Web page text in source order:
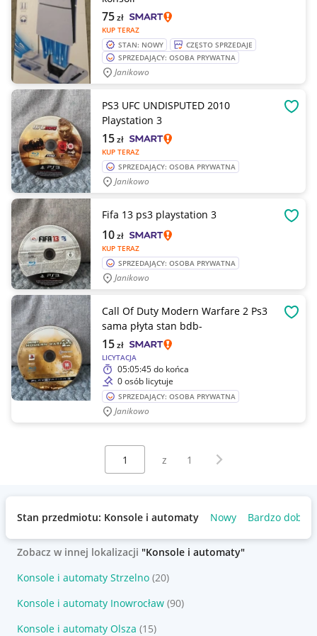
KUP TERAZ
75zł
STAN: NOWY
CZĘSTO SPRZEDAJE
SPRZEDAJĄCY: OSOBA PRYWATNA
Janikowo
PS3 UFC UNDISPUTED 2010
Playstation 3
KUP TERAZ
15zł
SPRZEDAJĄCY: OSOBA PRYWATNA
Janikowo
Fifa 13 ps3 playstation 3
KUP TERAZ
10zł
SPRZEDAJĄCY: OSOBA PRYWATNA
Janikowo
Call Of Duty Modern Warfare 2 Ps3
sama płyta stan bdb-
LICYTACJA
15zł
05:05:45do końca
0 osób licytuje
SPRZEDAJĄCY: OSOBA PRYWATNA
Janikowo
Wybierz stronę:
z 1 Następna strona
Stan przedmiotu: Konsole i automaty Nowy Bardzo dobry
Zobacz w innej lokalizacji "Konsole i automaty"
Konsole i automaty Strzelno (20)
Konsole i automaty Inowrocław (90)
Konsole i automaty Olsza (15)